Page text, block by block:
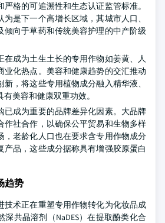
格的可追溯性和生态认证监管标准。
是下一个高增长区域，其城市人口、
倾向于草药和传统美容护理的中产阶级
在成为土生土长的专用作物如姜黄、人
业化热点。美容和健康趋势的交汇推动
，将这些专用植物成分融入精华液、
美容和健康双重功效。
已成为重要的品牌差异化因素。大品牌
作社合作，以确保公平贸易和生物多样
，老龄化人口也在要求含专用作物成分
产品，这些成分据称具有增强胶原蛋白
趋势
技术正在重塑专用作物转化为化妆品成
深共晶溶剂（NaDES）在提取酚类化合